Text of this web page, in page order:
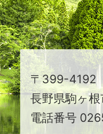
〒399-4192
長野県駒ヶ
電話番号